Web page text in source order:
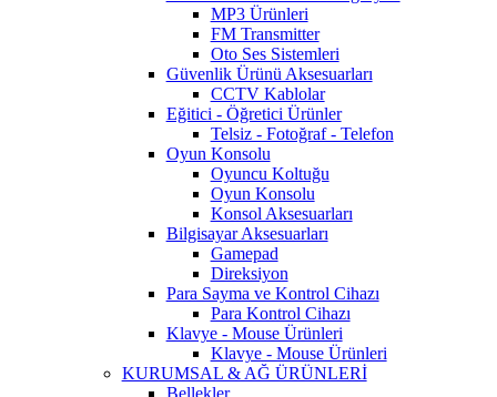
MP3 Ürünleri
FM Transmitter
Oto Ses Sistemleri
Güvenlik Ürünü Aksesuarları
CCTV Kablolar
Eğitici - Öğretici Ürünler
Telsiz - Fotoğraf - Telefon
Oyun Konsolu
Oyuncu Koltuğu
Oyun Konsolu
Konsol Aksesuarları
Bilgisayar Aksesuarları
Gamepad
Direksiyon
Para Sayma ve Kontrol Cihazı
Para Kontrol Cihazı
Klavye - Mouse Ürünleri
Klavye - Mouse Ürünleri
KURUMSAL & AĞ ÜRÜNLERİ
Bellekler